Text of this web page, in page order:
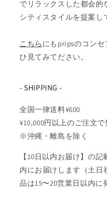
でリラックスした都会的
シティスタイルを提案し
こちら にもpripsのコン
ひ見てみてださい。
- SHIPPING -
全国一律送料¥600
¥10,000円以上のご注文
※沖縄・離島を除く
【10日以内お届け】の
内にお届けします（土日
品は15〜20営業日以内に